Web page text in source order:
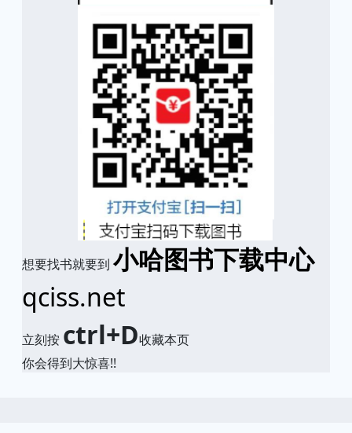
想要找书就要到 小哈图书下载中心
qciss.net
立刻按 ctrl+D收藏本页
你会得到大惊喜!!